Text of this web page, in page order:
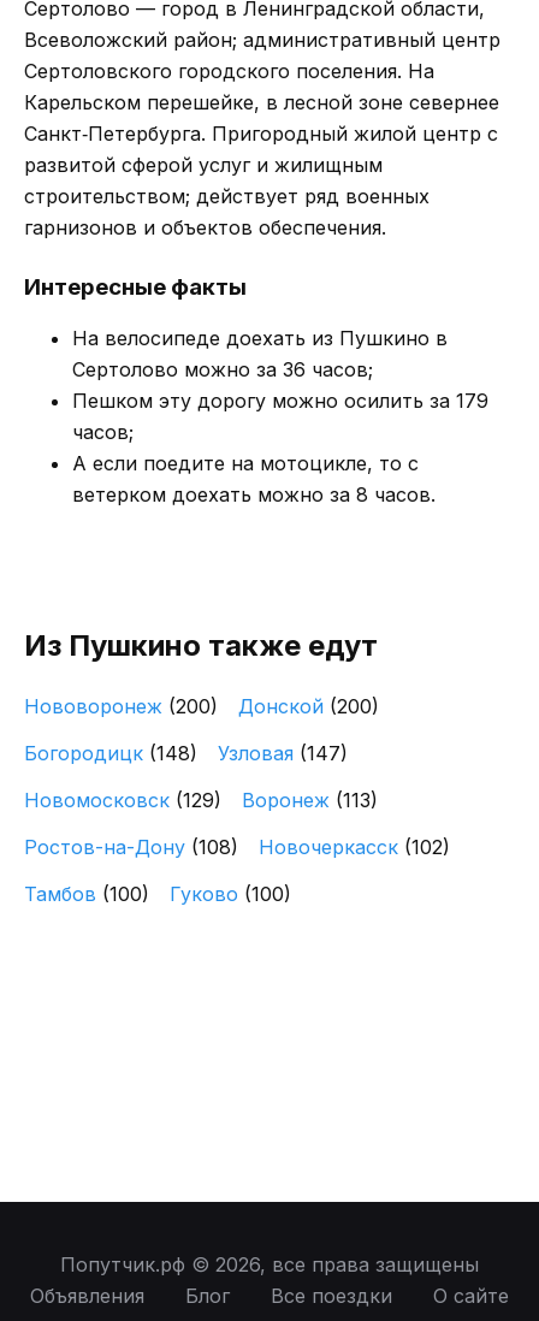
Сертолово — город в Ленинградской области,
Всеволожский район; административный центр
Сертоловского городского поселения. На
Карельском перешейке, в лесной зоне севернее
Санкт‑Петербурга. Пригородный жилой центр с
развитой сферой услуг и жилищным
строительством; действует ряд военных
гарнизонов и объектов обеспечения.
Интересные факты
На велосипеде доехать из Пушкино в
Сертолово можно за 36 часов;
Пешком эту дорогу можно осилить за 179
часов;
А если поедите на мотоцикле, то с
ветерком доехать можно за 8 часов.
Из Пушкино также едут
Нововоронеж (200) Донской (200)
Богородицк (148) Узловая (147)
Новомосковск (129) Воронеж (113)
Ростов-на-Дону (108) Новочеркасск (102)
Тамбов (100) Гуково (100)
Попутчик.рф © 2026, все права защищены
Объявления
Блог Все поездки О сайте